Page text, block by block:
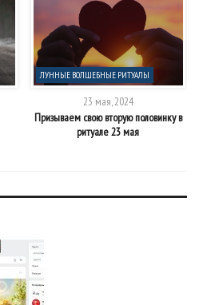
ЛУННЫЕ ВОЛШЕБНЫЕ РИТУАЛЫ
23 мая, 2024
Призываем свою вторую половинку в
ритуале 23 мая